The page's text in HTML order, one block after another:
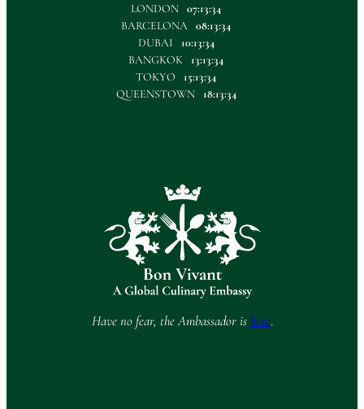
LONDON 07:13:34
BARCELONA 08:13:34
DUBAI
10:13:34
BANGKOK
13:13:34
TOKYO
15:13:34
QUEENSTOWN
18:13:34
Have no fear, the Ambassador ishere.